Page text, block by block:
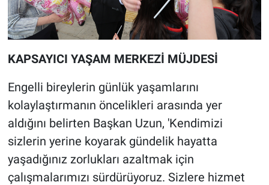
KAPSAYICI YAŞAM MERKEZİ MÜJDESİ
Engelli bireylerin günlük yaşamlarını
kolaylaştırmanın öncelikleri arasında yer
aldığını belirten Başkan Uzun, 'Kendimizi
sizlerin yerine koyarak gündelik hayatta
yaşadığınız zorlukları azaltmak için
çalışmalarımızı sürdürüyoruz. Sizlere hizmet